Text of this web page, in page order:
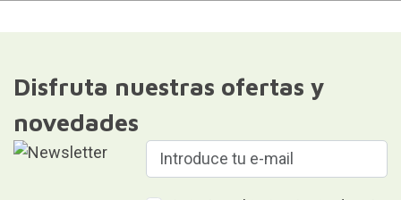
Disfruta nuestras ofertas y
novedades